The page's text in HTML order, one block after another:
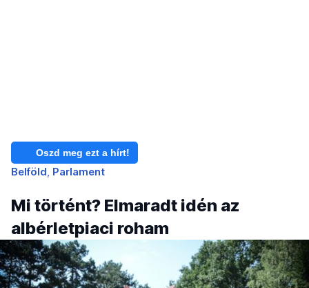
Oszd meg ezt a hírt!
Belföld Parlament
Mi történt? Elmaradt idén az
albérletpiaci roham